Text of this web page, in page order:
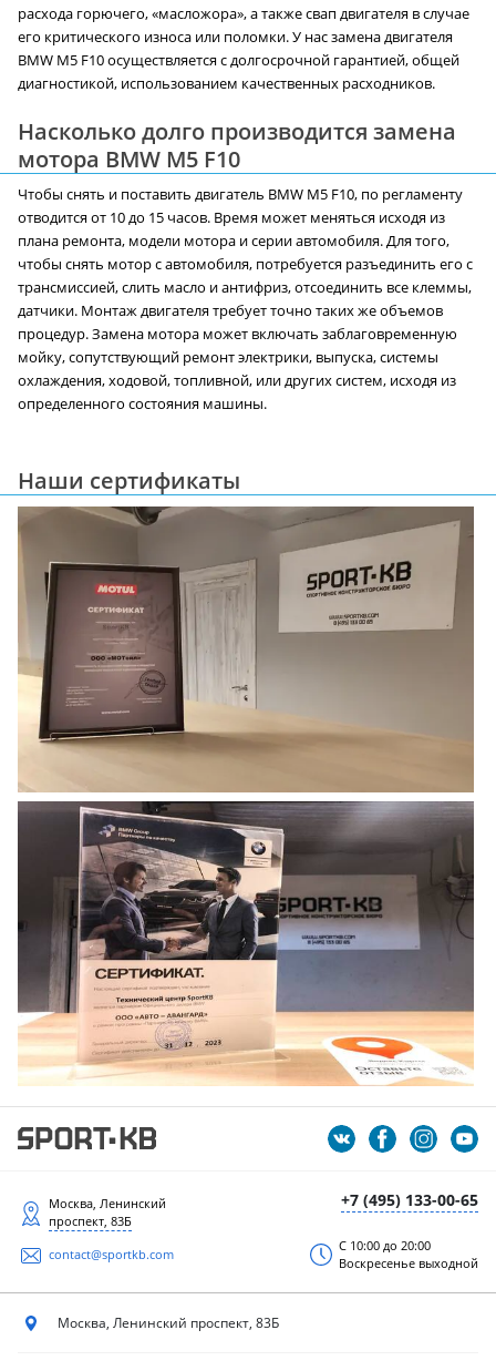
расхода горючего, «масложора», а также свап двигателя в случае
его критического износа или поломки. У нас замена двигателя
BMW M5 F10 осуществляется с долгосрочной гарантией, общей
диагностикой, использованием качественных расходников.
Насколько долго производится замена
мотора BMW M5 F10
Чтобы снять и поставить двигатель BMW M5 F10, по регламенту
отводится от 10 до 15 часов. Время может меняться исходя из
плана ремонта, модели мотора и серии автомобиля. Для того,
чтобы снять мотор с автомобиля, потребуется разъединить его с
трансмиссией, слить масло и антифриз, отсоединить все клеммы,
датчики. Монтаж двигателя требует точно таких же объемов
процедур. Замена мотора может включать заблаговременную
мойку, сопутствующий ремонт электрики, выпуска, системы
охлаждения, ходовой, топливной, или других систем, исходя из
определенного состояния машины.
Наши сертификаты
+7 (495) 133-00-65
Москва, Ленинский
проспект, 83Б
contact@sportkb.com
С 10:00 до 20:00
Воскресенье выходной
Москва, Ленинский проспект, 83Б